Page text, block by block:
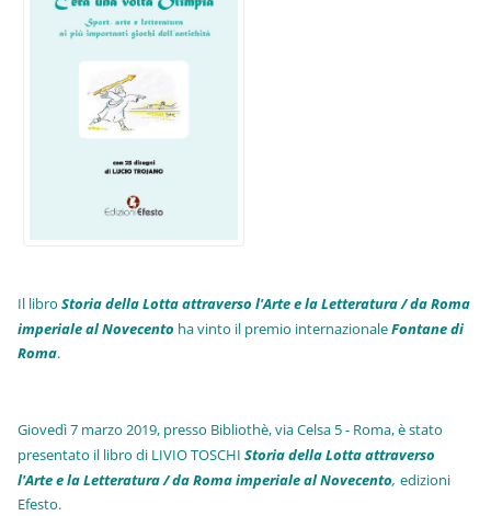
Il libroStoria della Lotta attraverso l'Arte e la Letteratura / da Roma
imperiale al Novecento ha vinto il premio internazionaleFontane di
Roma.
Giovedì 7 marzo 2019, presso Bibliothè, via Celsa 5 - Roma, è stato
presentato il libro di LIVIO TOSCHIStoria della Lotta attraverso
l'Arte e la Letteratura / da Roma imperiale al Novecento, edizioni
Efesto.